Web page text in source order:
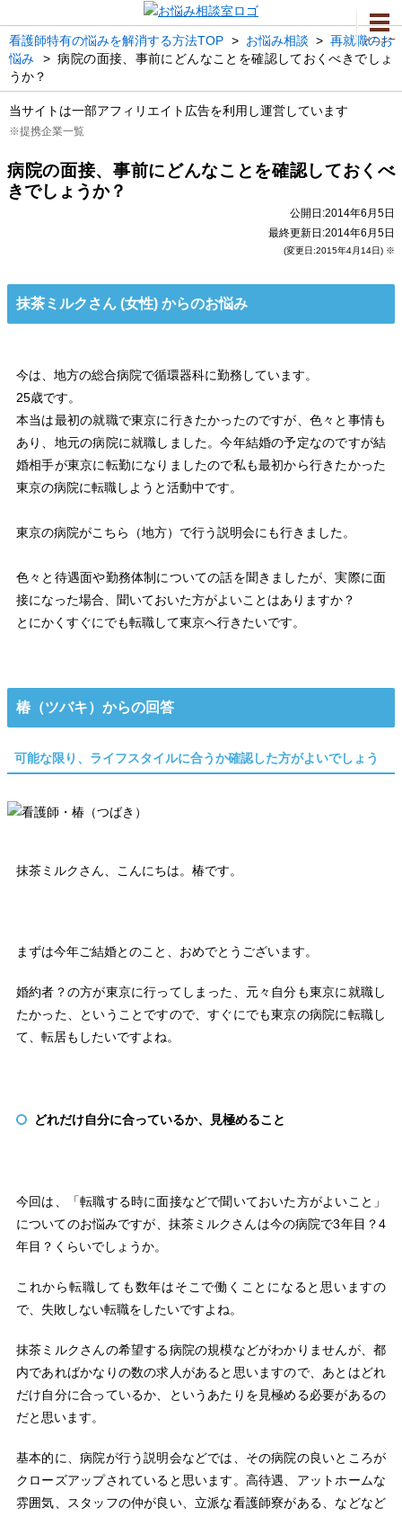
メニュー
看護師特有の悩みを解消する方法TOP > お悩み相談 > 再就職のお
悩み >病院の面接、事前にどんなことを確認しておくべきでしょ
うか？
当サイトは一部アフィリエイト広告を利用し運営しています
※提携企業一覧
病院の面接、事前にどんなことを確認しておくべ
きでしょうか？
公開日:2014年6月5日
最終更新日:2014年6月5日
(変更日:2015年4月14日) ※
抹茶ミルクさん (女性) からのお悩み
今は、地方の総合病院で循環器科に勤務しています。
25歳です。
本当は最初の就職で東京に行きたかったのですが、色々と事情も
あり、地元の病院に就職しました。今年結婚の予定なのですが結
婚相手が東京に転勤になりましたので私も最初から行きたかった
東京の病院に転職しようと活動中です。
東京の病院がこちら（地方）で行う説明会にも行きました。
色々と待遇面や勤務体制についての話を聞きましたが、実際に面
接になった場合、聞いておいた方がよいことはありますか？
とにかくすぐにでも転職して東京へ行きたいです。
椿（ツバキ）からの回答
可能な限り、ライフスタイルに合うか確認した方がよいでしょう
抹茶ミルクさん、こんにちは。椿です。
まずは今年ご結婚とのこと、おめでとうございます。
婚約者？の方が東京に行ってしまった、元々自分も東京に就職し
たかった、ということですので、すぐにでも東京の病院に転職し
て、転居もしたいですよね。
どれだけ自分に合っているか、見極めること
今回は、「転職する時に面接などで聞いておいた方がよいこと」
についてのお悩みですが、抹茶ミルクさんは今の病院で3年目？4
年目？くらいでしょうか。
これから転職しても数年はそこで働くことになると思いますの
で、失敗しない転職をしたいですよね。
抹茶ミルクさんの希望する病院の規模などがわかりませんが、都
内であればかなりの数の求人があると思いますので、あとはどれ
だけ自分に合っているか、というあたりを見極める必要があるの
だと思います。
基本的に、病院が行う説明会などでは、その病院の良いところが
クローズアップされていると思います。高待遇、アットホームな
雰囲気、スタッフの仲が良い、立派な看護師寮がある、などなど